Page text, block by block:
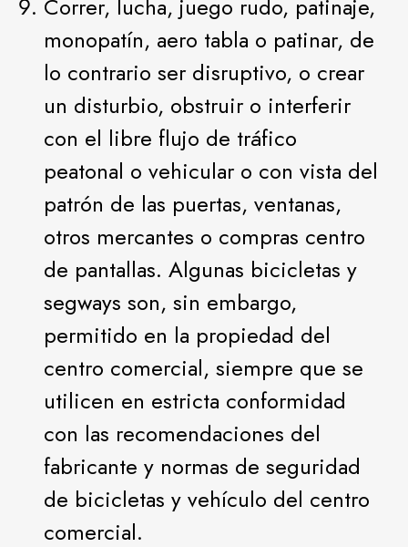
Correr, lucha, juego rudo, patinaje,
monopatín, aero tabla o patinar, de
lo contrario ser disruptivo, o crear
un disturbio, obstruir o interferir
con el libre flujo de tráfico
peatonal o vehicular o con vista del
patrón de las puertas, ventanas,
otros mercantes o compras centro
de pantallas. Algunas bicicletas y
segways son, sin embargo,
permitido en la propiedad del
centro comercial, siempre que se
utilicen en estricta conformidad
con las recomendaciones del
fabricante y normas de seguridad
de bicicletas y vehículo del centro
comercial.